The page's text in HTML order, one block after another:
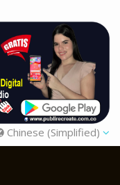
Chinese (Simplified)